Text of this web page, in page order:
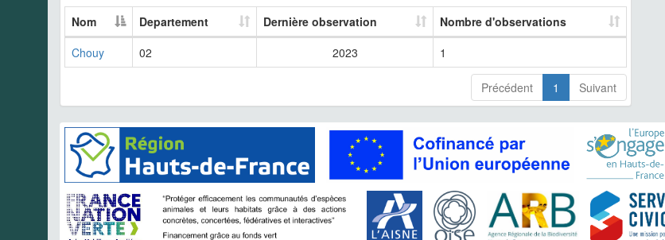
Nom Departement Dernière observation
Nombre d'observations
Chouy
02 2023 1
Précédent 1 Suivant